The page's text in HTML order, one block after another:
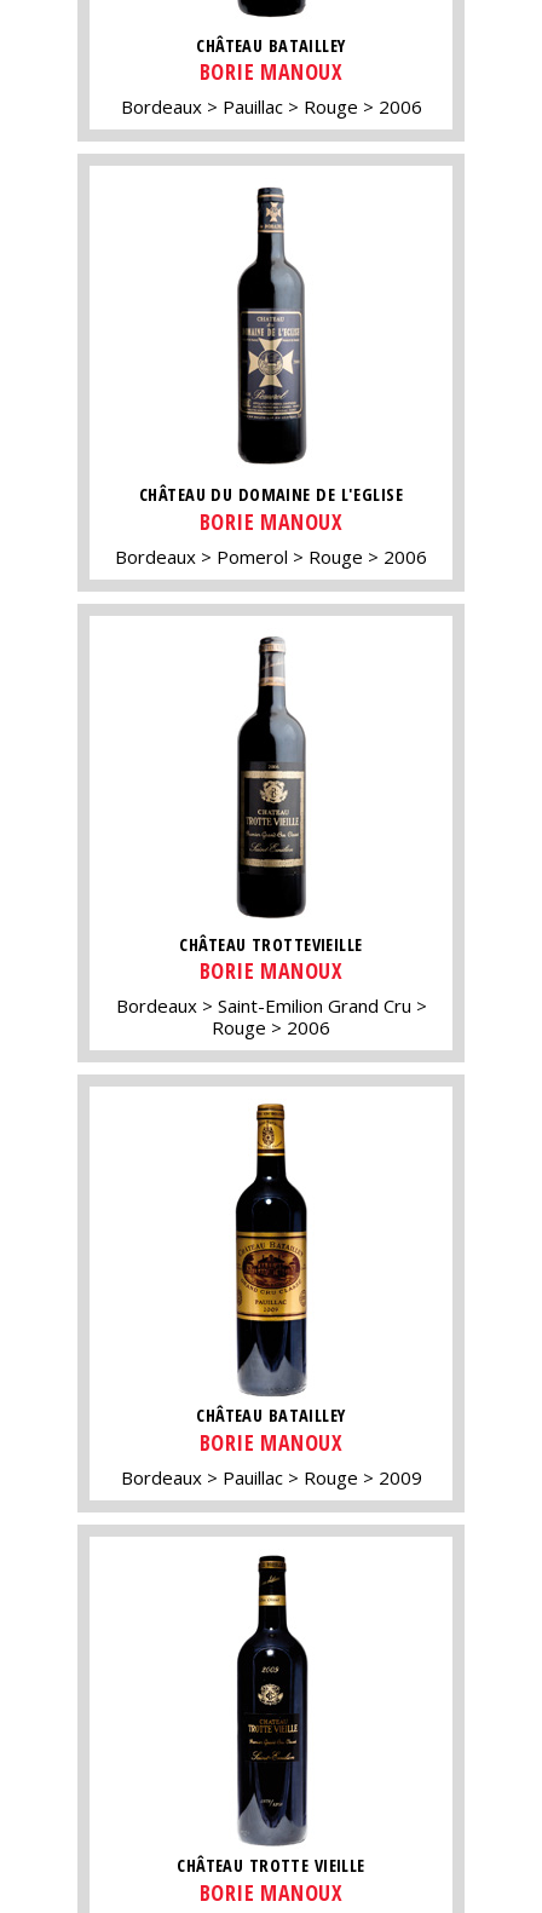
CHÂTEAU BATAILLEY
BORIE MANOUX
Bordeaux Pauillac Rouge 2006
CHÂTEAU DU DOMAINE DE L'EGLISE
BORIE MANOUX
Bordeaux Pomerol Rouge 2006
CHÂTEAU TROTTEVIEILLE
BORIE MANOUX
Bordeaux
Saint-Emilion Grand Cru
Rouge
2006
CHÂTEAU BATAILLEY
BORIE MANOUX
Bordeaux Pauillac Rouge 2009
CHÂTEAU TROTTE VIEILLE
BORIE MANOUX